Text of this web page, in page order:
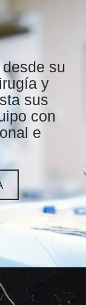
su
y
sus
con
e